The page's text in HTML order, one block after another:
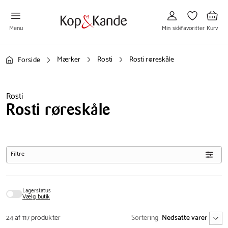
Menu
til
Min
side
Min side
til
Favoritter
Favoritter
til
Kurv
Kurv
Forside Mærker Rosti Rosti røreskåle
Rosti
Rosti røreskåle
Filtre
Lagerstatus
Vælg butik
24 af 117 produkter Sortering